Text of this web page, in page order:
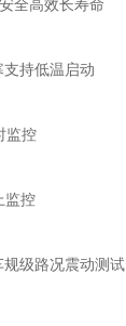
持低温启动
监控
监控
级路况震动测试